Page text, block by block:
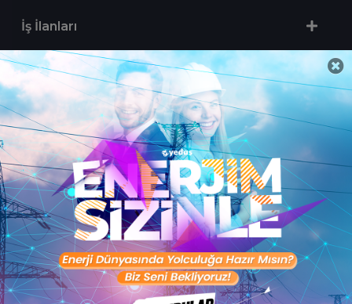
İş İlanları
Sertifika Programları
Yetenek Testleri
İşveren
Toptalent Marka ve İnsan Kaynakları Danışmanlığı Limited Şirketi Özel İstihdam Bürosu
Olarak 11 / 11 / 2024 - 10 / 11 / 2027 tarihleri arasında faaliyette bulunmak üzere, Türkiye İş